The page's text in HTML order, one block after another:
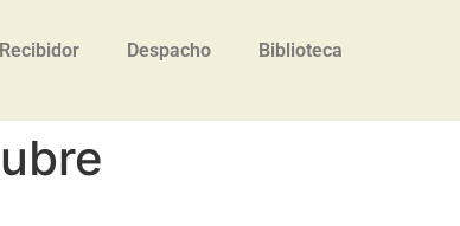
Recibidor Despacho Biblioteca